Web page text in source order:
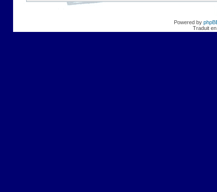
Powered by
Traduit